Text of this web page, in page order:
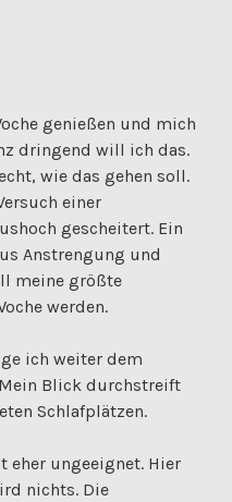
genießen und mich
dringend will ich das.
wie das gehen soll.
einer
gescheitert. Ein
Anstrengung und
meine größte
werden.
ich weiter dem
Blick durchstreift
Schlafplätzen.
eher ungeeignet. Hier
nichts. Die